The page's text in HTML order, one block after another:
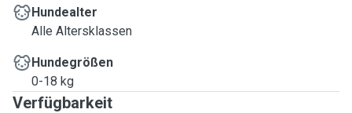
Hundealter
Alle Altersklassen
Hundegrößen
0-18 kg
Verfügbarkeit